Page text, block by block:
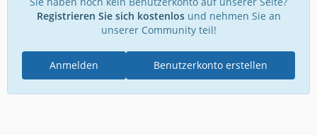
Registrieren Sie sich kostenlosund nehmen Sie an
unserer Community teil!
Benutzerkonto erstellen
Anmelden